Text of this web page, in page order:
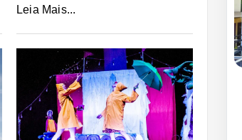
Leia Mais...